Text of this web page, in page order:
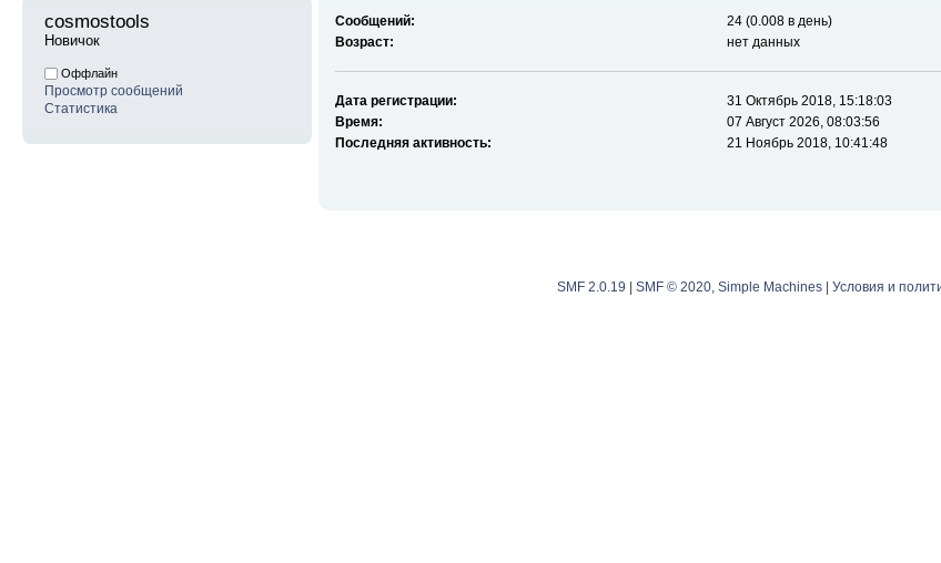
cosmostools
Новичок
Оффлайн
Просмотр сообщений
Статистика
Сообщений:
24 (0.008 в день)
Возраст:
нет данных
Дата регистрации:
31 Октябрь 2018, 15:18:03
Время:
07 Август 2026, 08:03:56
Последняя активность:
21 Ноябрь 2018, 10:41:48
SMF 2.0.19 SMF © 2020, Simple Machines| Условия и